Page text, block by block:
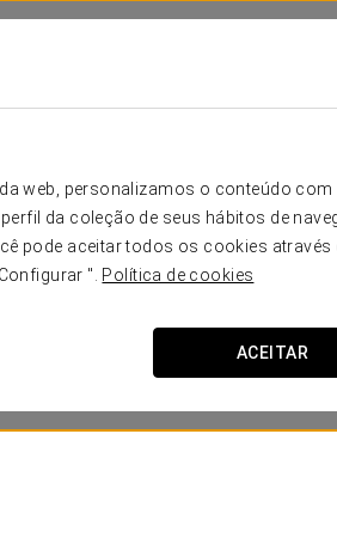
web, personalizamos o conteúdo com
da coleção de seus hábitos de
pode aceitar todos os cookies através
". Política de cookies
ACEITAR